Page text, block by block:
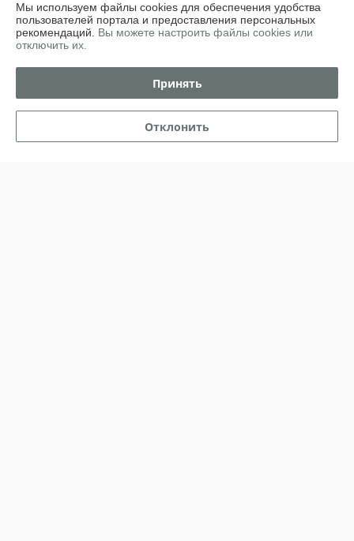
24.04.2026
Светлана
Отличный магазин, все вовремя и доставка на высшем уровне.
Спасибо большое.
Показать все отзывы
Мы используем файлы cookies для обеспечения удобства
пользователей портала и предоставления персональных
рекомендаций. Вы можете настроить файлы cookies или
отключить их.
Принять
Отклонить